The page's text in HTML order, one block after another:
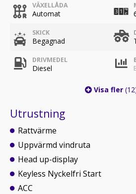
VÄXELLÅDA
Automat
SKICK
Begagnad
DRIVMEDEL
Diesel
Visa fler
Utrustning
Rattvärme
Uppvärmd vindruta
Head up-display
Keyless Nyckelfri Start
ACC